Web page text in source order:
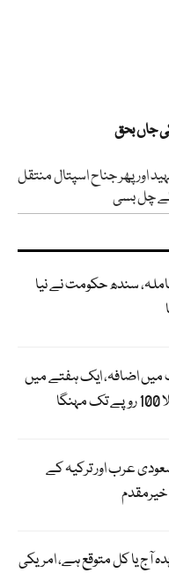
اور پھر جناح اسپتال منتقل
چل بسی
سندھ حکومت نے نیا
اضافہ، ایک ہفتے میں
عرب اور ترکیہ کے
آج یا کل متوقع ہے، امریکی